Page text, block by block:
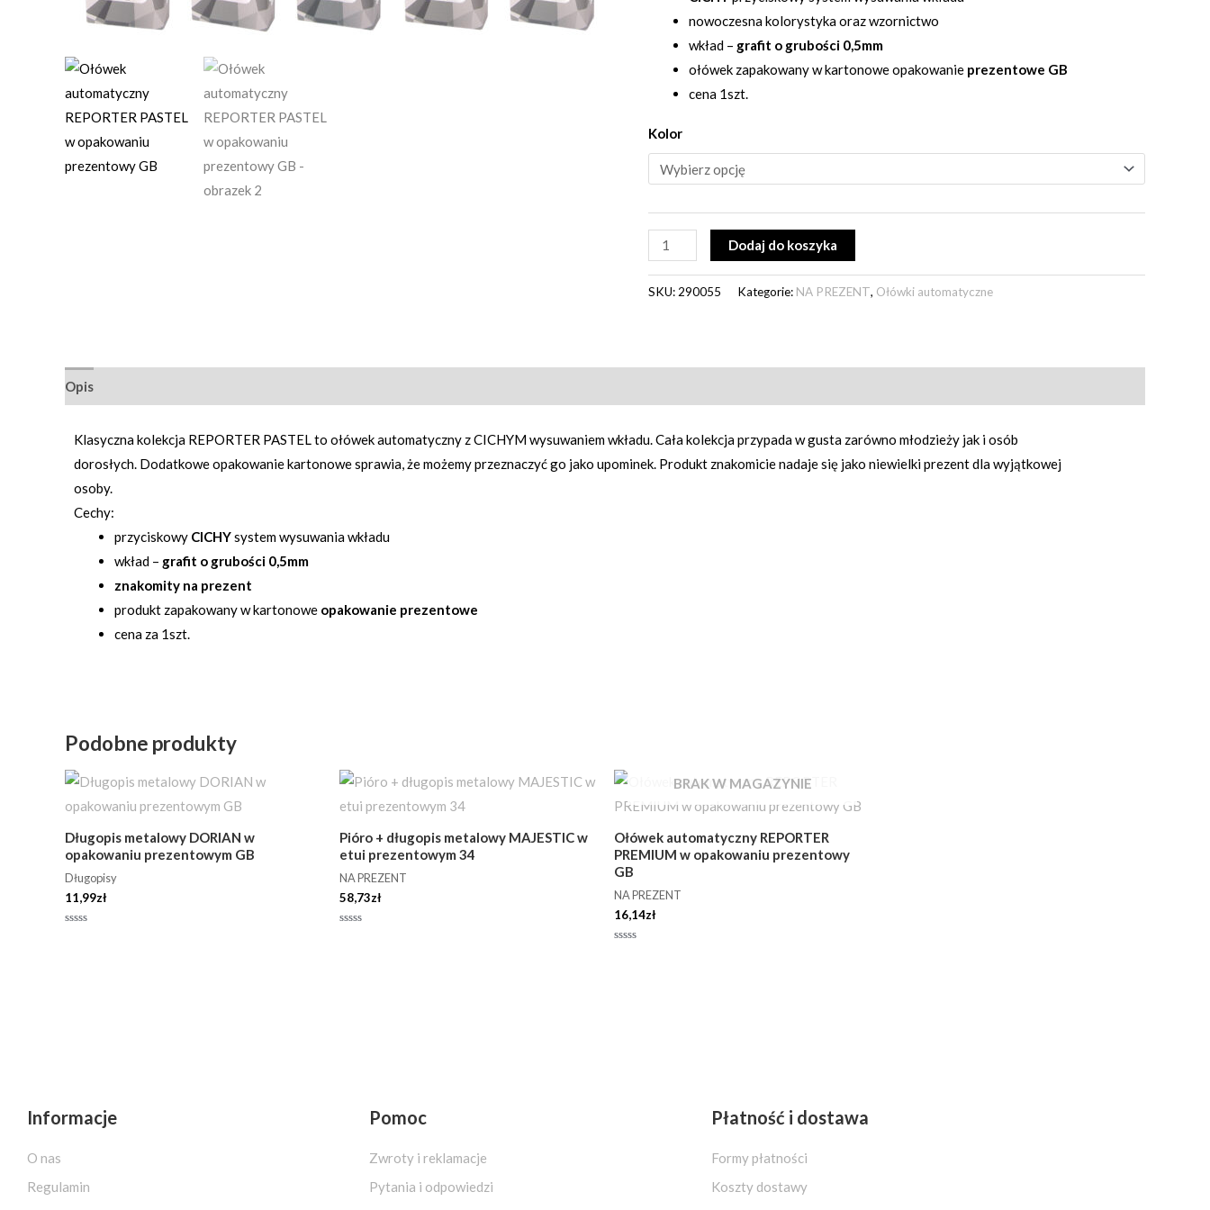
nowoczesna kolorystyka oraz wzornictwo
wkład – grafit o grubości 0,5mm
ołówek zapakowany w kartonowe opakowanie prezentowe GB
cena 1szt.
Kolor
Dodaj do koszyka
SKU:290055 Kategorie: NA PREZENT, Ołówki automatyczne
Opis
Klasyczna kolekcja REPORTER PASTEL to ołówek automatyczny z CICHYM wysuwaniem wkładu. Cała kolekcja przypada w gusta zarówno młodzieży jak i osób
dorosłych. Dodatkowe opakowanie kartonowe sprawia, że możemy przeznaczyć go jako upominek. Produkt znakomicie nadaje się jako niewielki prezent dla wyjątkowej
osoby.
Cechy:
przyciskowy CICHYsystem wysuwania wkładu
wkład – grafit o grubości 0,5mm
znakomity na prezent
produkt zapakowany w kartonowe opakowanie prezentowe
cena za 1szt.
Podobne produkty
Długopis metalowy DORIAN w
opakowaniu prezentowym GB
Długopisy
11,99zł
Pióro + długopis metalowy MAJESTIC w
etui prezentowym 34
NA PREZENT
58,73zł
BRAK W MAGAZYNIE
Ołówek automatyczny REPORTER
PREMIUM w opakowaniu prezentowy
GB
NA PREZENT
16,14zł
Informacje
O nas
Regulamin
Pomoc
Zwroty i reklamacje
Pytania i odpowiedzi
Płatność i dostawa
Formy płatności
Koszty dostawy